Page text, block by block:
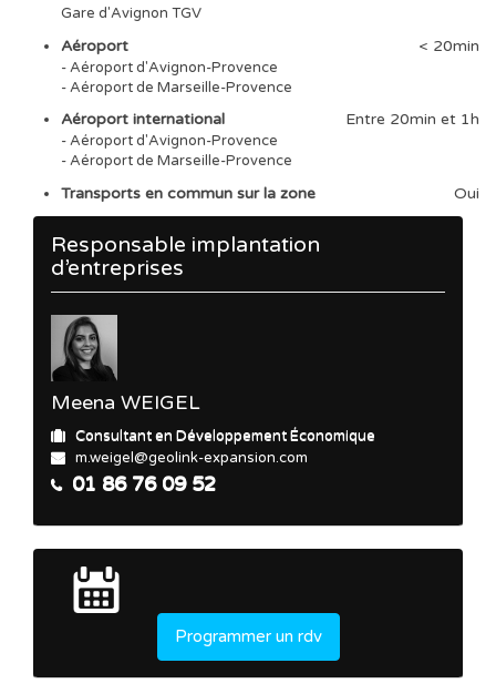
Gare d'Avignon TGV
Aéroport < 20min
- Aéroport d'Avignon-Provence
- Aéroport de Marseille-Provence
Aéroport international Entre 20min et 1h
- Aéroport d'Avignon-Provence
- Aéroport de Marseille-Provence
Transports en commun sur la zone Oui
Responsable implantation
d’entreprises
Meena WEIGEL
Consultant en Développement Économique
m.weigel@geolink-expansion.com
01 86 76 09 52
Programmer un rdv